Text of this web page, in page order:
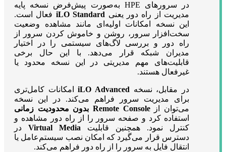
در سرورهای HPE به‌صورت پیش‌فرض نسخه پایه
مدیریت از راه دور یعنی iLO Standard فعال است.
این نسخه امکانات اولیه‌ای مانند مشاهده وضعیت
سخت‌افزار سرور، روشن و خاموش کردن سرور از
راه دور و بررسی لاگ‌های سیستمی را در اختیار
مدیران شبکه قرار می‌دهد. با این حال برخی
قابلیت‌های مهم مدیریتی در این نسخه محدود یا
غیرفعال هستند.
در مقابل، نسخه iLO Advancedامکانات کامل‌تری
برای مدیریت سرور فراهم می‌کند. در این نسخه
می‌توان ازRemote Console بدون محدودیت زمانی
استفاده کرد و صفحه سرور را از راه دور مشاهده و
کنترل نمود. همچنین قابلیت Virtual Media در
دسترس قرار می‌گیرد که امکان نصب سیستم‌عامل یا
انتقال فایل به سرور را از راه دور فراهم می‌کند.